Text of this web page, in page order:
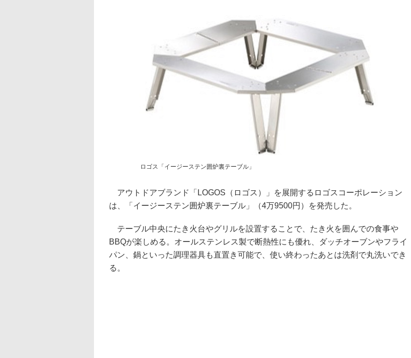
ロゴス「イージーステン囲炉裏テーブル」
アウトドアブランド「LOGOS（ロゴス）」を展開するロゴスコーポレーション
は、「イージーステン囲炉裏テーブル」（4万9500円）を発売した。
テーブル中央にたき火台やグリルを設置することで、たき火を囲んでの食事や
BBQが楽しめる。オールステンレス製で断熱性にも優れ、ダッチオーブンやフライ
パン、鍋といった調理器具も直置き可能で、使い終わったあとは洗剤で丸洗いでき
る。